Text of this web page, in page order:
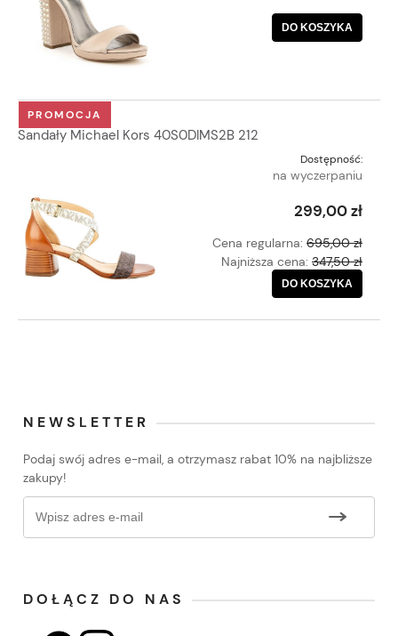
DO KOSZYKA
Sandały Michael Kors 40S0DIMS2B 212
Dostępność:
na wyczerpaniu
299,00 zł
Cena regularna: 695,00 zł
Najniższa cena: 347,50 zł
DO KOSZYKA
PROMOCJA
NEWSLETTER
Podaj swój adres e-mail, a otrzymasz rabat 10% na najbliższe
zakupy!
DOŁĄCZ DO NAS